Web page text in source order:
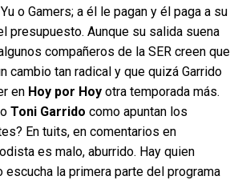
o Gamers; a él le pagan y él paga a su
presupuesto. Aunque su salida suena
compañeros de la SER creen que
cambio tan radical y que quizá Garrido
en Hoy por Hoy otra temporada más.
Toni Garrido como apuntan los
En tuits, en comentarios en
es malo, aburrido. Hay quien
la primera parte del programa